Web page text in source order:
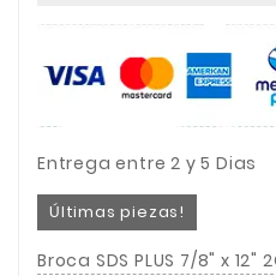
Entrega entre 2 y 5 Dias
Últimas piezas!
Broca SDS PLUS 7/8" x 12"